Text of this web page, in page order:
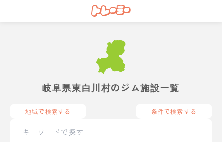
岐阜県東白川村のジム施設一覧
地域で検索する 条件で検索する